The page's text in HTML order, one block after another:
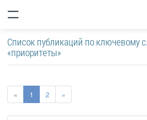
Список публикаций по ключевому
«приоритеты»
« 1 2 »